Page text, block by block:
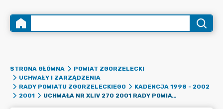
STRONA GŁÓWNA
POWIAT ZGORZELECKI
UCHWAŁY I ZARZĄDZENIA
RADY POWIATU ZGORZELECKIEGO
KADENCJA 1998 - 2002
2001
UCHWAŁA NR XLIV 270 2001 RADY POWIATU ZGORZELECKIEGO Z DNIA 28 CZERWCA 2001 R. W SPRAWIE PROCEDURY UCHWALENIA BUDŻETU POWIATU ZGORZELECKIEGO NA ROK 2002 ORAZ RODZAJU I SZCZEGÓŁOWOŚCI MATERIAŁÓW INFORMACYJNYCH TOWARZYSZĄCYCH PROJEKTOWI BUDŻETU.